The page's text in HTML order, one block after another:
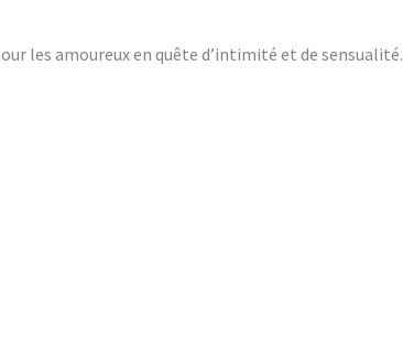
les amoureux en quête d’intimité et de sensualité.